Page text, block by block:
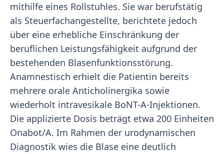
mithilfe eines Rollstuhles. Sie war berufstätig
als Steuerfachangestellte, berichtete jedoch
über eine erhebliche Einschränkung der
beruflichen Leistungsfähigkeit aufgrund der
bestehenden Blasenfunktionsstörung.
Anamnestisch erhielt die Patientin bereits
mehrere orale Anticholinergika sowie
wiederholt intravesikale BoNT-A-Injektionen.
Die applizierte Dosis beträgt etwa 200 Einheiten
Onabot/A. Im Rahmen der urodynamischen
Diagnostik wies die Blase eine deutlich